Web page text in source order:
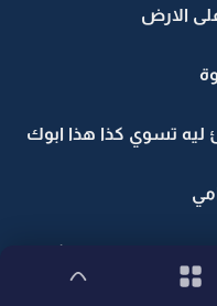
الارض
ليه تسوي كذا هذا ابوك